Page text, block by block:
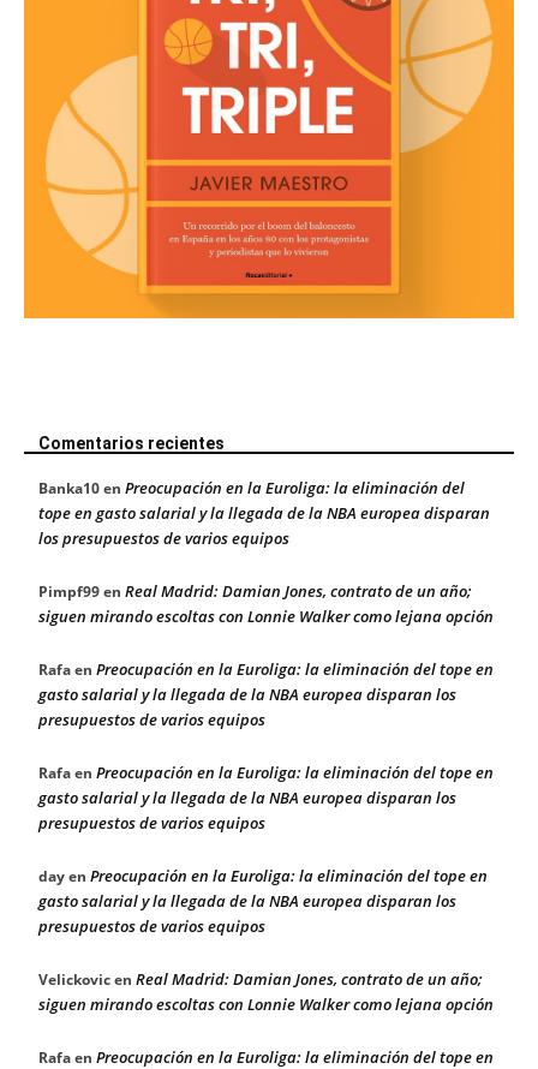
Comentarios recientes
Banka10en Preocupación en la Euroliga: la eliminación del
tope en gasto salarial y la llegada de la NBA europea disparan
los presupuestos de varios equipos
Pimpf99en Real Madrid: Damian Jones, contrato de un año;
siguen mirando escoltas con Lonnie Walker como lejana opción
Rafaen Preocupación en la Euroliga: la eliminación del tope en
gasto salarial y la llegada de la NBA europea disparan los
presupuestos de varios equipos
Rafaen Preocupación en la Euroliga: la eliminación del tope en
gasto salarial y la llegada de la NBA europea disparan los
presupuestos de varios equipos
dayen Preocupación en la Euroliga: la eliminación del tope en
gasto salarial y la llegada de la NBA europea disparan los
presupuestos de varios equipos
Velickovicen Real Madrid: Damian Jones, contrato de un año;
siguen mirando escoltas con Lonnie Walker como lejana opción
Rafaen Preocupación en la Euroliga: la eliminación del tope en